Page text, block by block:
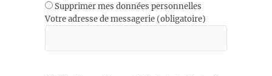
Supprimer mes données personnelles
Votre adresse de messagerie (obligatoire)